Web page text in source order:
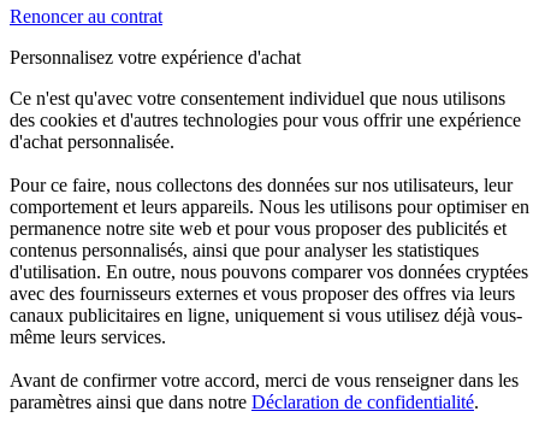
Renoncer au contrat
Personnalisez votre expérience d'achat
Ce n'est qu'avec votre consentement individuel que nous utilisons
des cookies et d'autres technologies pour vous offrir une expérience
d'achat personnalisée.
Pour ce faire, nous collectons des données sur nos utilisateurs, leur
comportement et leurs appareils. Nous les utilisons pour optimiser en
permanence notre site web et pour vous proposer des publicités et
contenus personnalisés, ainsi que pour analyser les statistiques
d'utilisation. En outre, nous pouvons comparer vos données cryptées
avec des fournisseurs externes et vous proposer des offres via leurs
canaux publicitaires en ligne, uniquement si vous utilisez déjà vous-
même leurs services.
Avant de confirmer votre accord, merci de vous renseigner dans les
paramètres ainsi que dans notre Déclaration de confidentialité.